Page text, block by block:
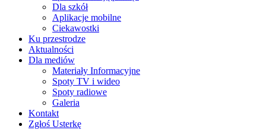
Dla szkół
Aplikacje mobilne
Ciekawostki
Ku przestrodze
Aktualności
Dla mediów
Materiały Informacyjne
Spoty TV i wideo
Spoty radiowe
Galeria
Kontakt
Zgłoś Usterkę